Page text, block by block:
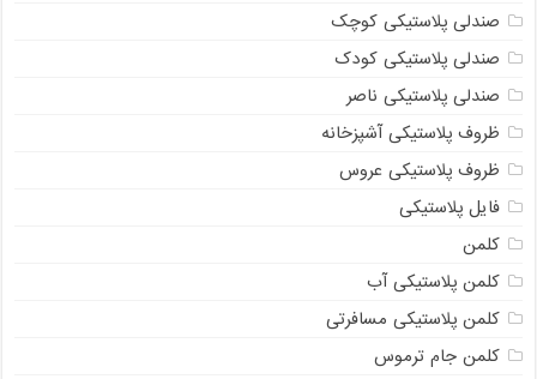
صندلی پلاستیکی کوچک
صندلی پلاستیکی کودک
صندلی پلاستیکی ناصر
ظروف پلاستیکی آشپزخانه
ظروف پلاستیکی عروس
فایل پلاستیکی
کلمن
کلمن پلاستیکی آب
کلمن پلاستیکی مسافرتی
کلمن جام ترموس